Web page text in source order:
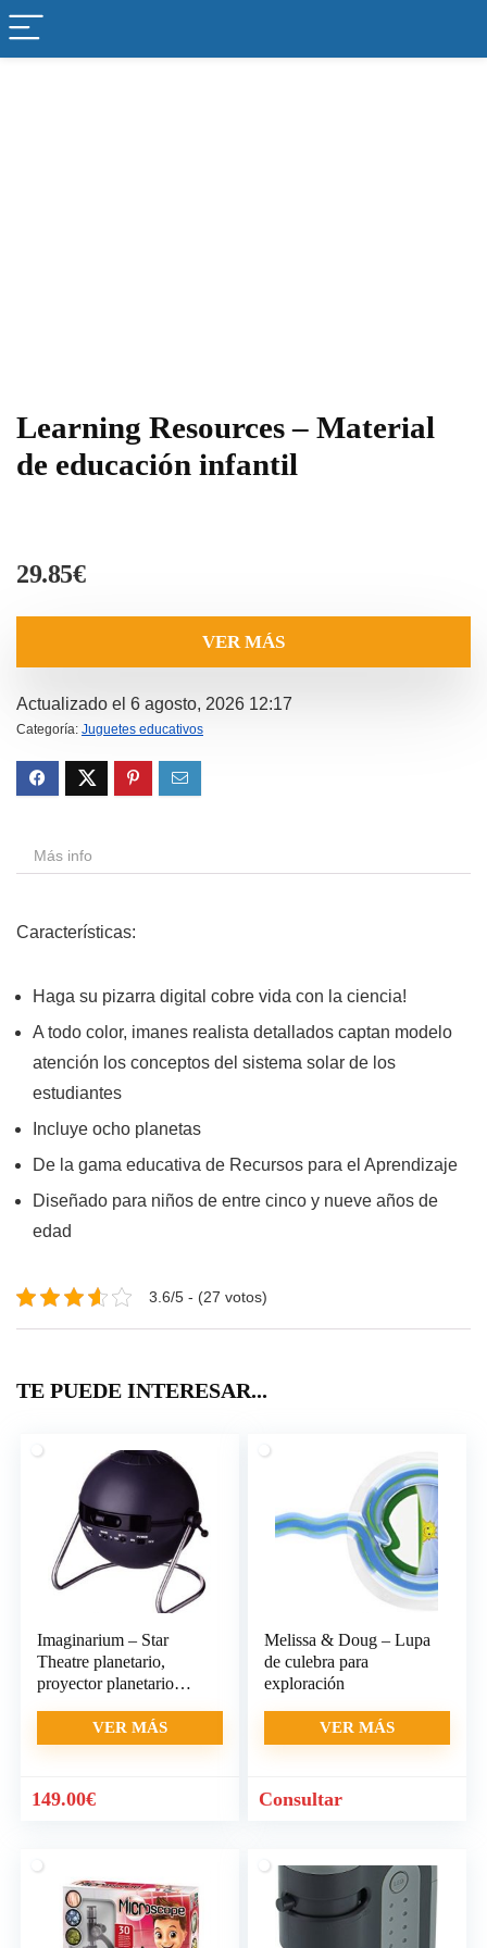
Learning Resources – Material
de educación infantil
29.85€
VER MÁS
Actualizado el 6 agosto, 2026 12:17
Categoría: Juguetes educativos
Más info
Características:
Haga su pizarra digital cobre vida con la ciencia!
A todo color, imanes realista detallados captan modelo
atención los conceptos del sistema solar de los
estudiantes
Incluye ocho planetas
De la gama educativa de Recursos para el Aprendizaje
Diseñado para niños de entre cinco y nueve años de
edad
3.6/5 - (27 votos)
TE PUEDE INTERESAR...
Imaginarium – Star
Theatre planetario,
proyector planetario
VER MÁS
149.00€
Melissa & Doug – Lupa
de culebra para
exploración
VER MÁS
Consultar